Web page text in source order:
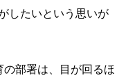
したいという思いが
部署は、目が回るほ